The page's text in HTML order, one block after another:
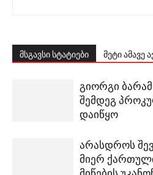
მსგავსი სტატიები მეტი ამავე
გიორგი
შემდეგ
დაიწყო
არასდროს
მიერ